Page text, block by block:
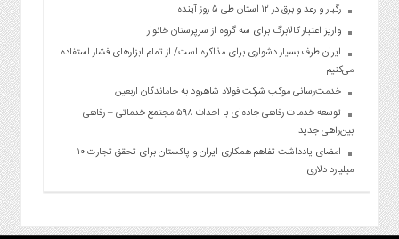
رگبار و رعد و برق در ۱۲ استان طی ۵ روز آینده
واریز اعتبار کالابرگ برای سه گروه از سرپرستان خانوار
ایران طرف بسیار دشواری برای مذاکره است/ از تمام ابزارهای فشار استفاده
می‌کنیم
خدمت‌رسانی موکب شرکت فولاد شاهرود به جاماندگان اربعین
توسعه خدمات رفاهی جاده‌ای با احداث ۵۹۸ مجتمع خدماتی – رفاهی
بین‌راهی جدید
امضای یادداشت تفاهم همکاری ایران و پاکستان برای تحقق تجارت ۱۰
میلیارد دلاری